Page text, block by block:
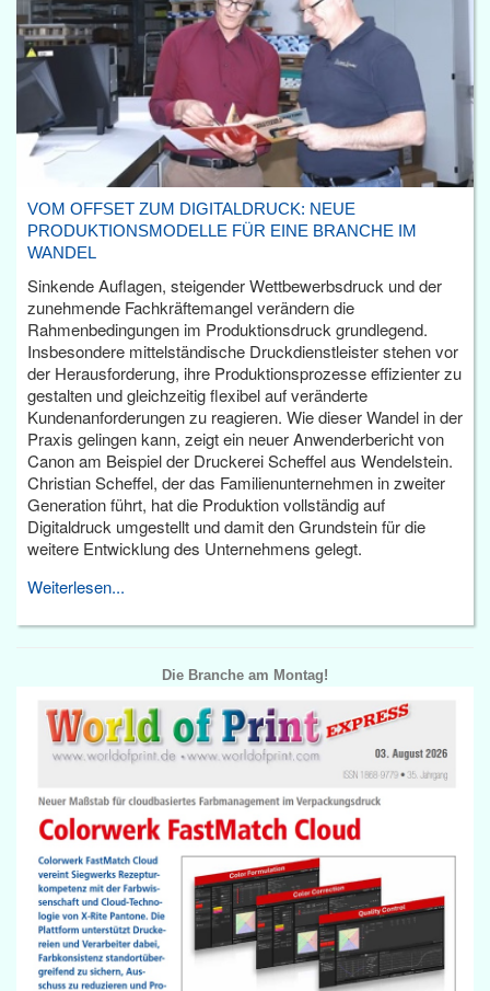
VOM OFFSET ZUM DIGITALDRUCK: NEUE
PRODUKTIONSMODELLE FÜR EINE BRANCHE IM
WANDEL
Sinkende Auflagen, steigender Wettbewerbsdruck und der
zunehmende Fachkräftemangel verändern die
Rahmenbedingungen im Produktionsdruck grundlegend.
Insbesondere mittelständische Druckdienstleister stehen vor
der Herausforderung, ihre Produktionsprozesse effizienter zu
gestalten und gleichzeitig flexibel auf veränderte
Kundenanforderungen zu reagieren. Wie dieser Wandel in der
Praxis gelingen kann, zeigt ein neuer Anwenderbericht von
Canon am Beispiel der Druckerei Scheffel aus Wendelstein.
Christian Scheffel, der das Familienunternehmen in zweiter
Generation führt, hat die Produktion vollständig auf
Digitaldruck umgestellt und damit den Grundstein für die
weitere Entwicklung des Unternehmens gelegt.
Weiterlesen...
Die Branche am Montag!